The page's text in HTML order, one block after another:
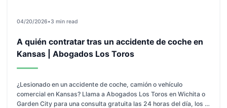
04/20/2026•3 min read
A quién contratar tras un accidente de coche en
Kansas | Abogados Los Toros
¿Lesionado en un accidente de coche, camión o vehículo
comercial en Kansas? Llama a Abogados Los Toros en Wichita o
Garden City para una consulta gratuita las 24 horas del día, los 7